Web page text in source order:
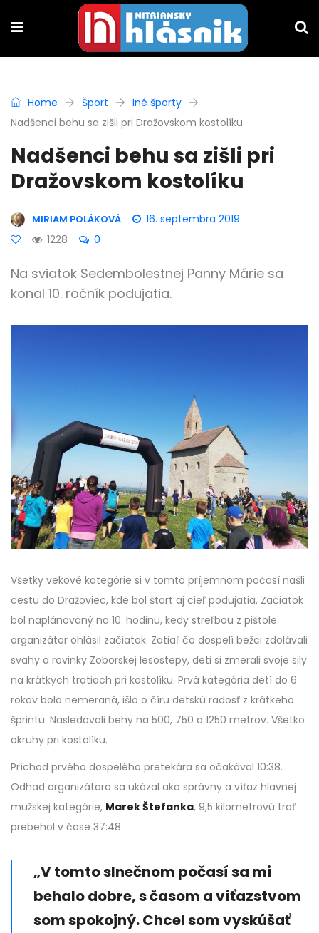
Home Šport
Iné športy
Nadšenci behu sa zišli pri Dražovskom kostolíku
Nadšenci behu sa zišli pri
Dražovskom kostolíku
MIRIAM POLÁKOVÁ
16. septembra 2019
1228
0
Na sviatok Sedembolestnej Panny Márie sa
konal 10. ročník podujatia.
Všetky vekové kategórie si v tomto príjemnom počasí našli
cestu do Dražoviec, kde bol štart aj cieľ podujatia. Začiatok
bol naplánovaný na 10. hodinu, kedy streľbou z pištole
organizátor ohlásil začiatok. Zatiaľ čo dospelí bežci zdolávali
svahy a rovinky Zoborskej lesostepy, deti si zmerali svoje sily
na krátkych tratiach pri kostolíku. Prvá kategória detí do 6
rokov bola nemeraná, išlo o číru detskú radosť z krátkeho
šprintu. Nasledovali behy na 500, 750 a 1250 metrov. Všetko
okruhy pri kostolíku.
Príchod prvého dospelého pretekára sa očakával 10:38.
Odhad organizátora sa ukázal ako správny a víťaz hlavnej
mužskej kategórie, Marek Štefanka, 9,5 kilometrovú trať
prebehol v čase 37:48.
„V tomto slnečnom počasí sa mi
behalo dobre, s časom a víťazstvom
som spokojný. Chcel som vyskúšať